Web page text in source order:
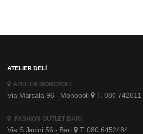
ATELIER DELÌ
ATELIER MONOPOLI
Via Marsala 96 - Monopoli T. 080 742611
FASHION OUTLET BARI
Via S.Jacini 56 - Bari T. 080 6452484